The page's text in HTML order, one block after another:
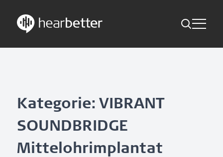
Toggle
News
Jetzt abonnieren
German – Austria
Kategorie: VIBRANT
SOUNDBRIDGE
Mittelohrimplantat